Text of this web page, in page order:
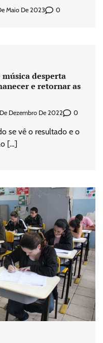
Maio De 2023 0
desperta
e retornar as
Dezembro De 2022 0
se vê o resultado e o
[…]